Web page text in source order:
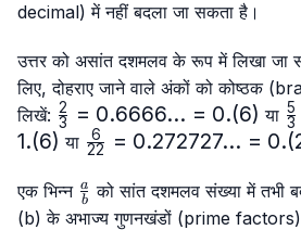
decimal) में नहीं बदला जा सकता है।
उत्तर को असांत दशमलव के रूप में लिखा
लिए, दोहराए जाने वाले अंकों को कोष्ठक
लिखें: \frac{2}
{3}=0.6666...
= 0.(6)
3
2 = 0.6666... = 0.(6) या 3
5
1.(6) या \frac{6}
= 0.(27)
22
6 = 0.272727... = 0.(
एक भिन्न \frac{a}
{b}
b
a को सांत दशमलव संख्या में तभी
(b) के अभाज्य गुणनखंडों (prime